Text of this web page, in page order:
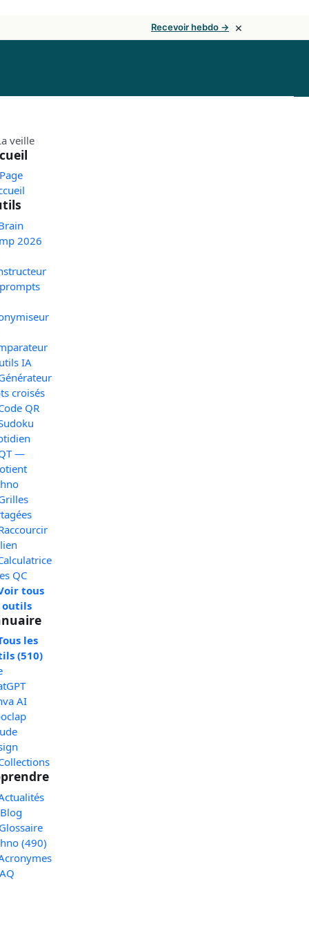
Recevoir hebdo → ×
2026
IA
croisés
QR
—
QC
tous
outils
les
(510)
AI
(490)